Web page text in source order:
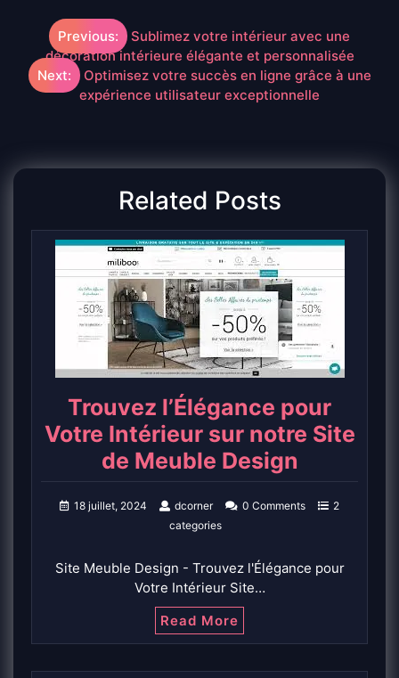
Navigation
de
l’article
Previous:
Sublimez votre intérieur avec une
décoration intérieure élégante et personnalisée
Next:
Optimisez votre succès en ligne grâce à une
expérience utilisateur exceptionnelle
Related Posts
Trouvez l’Élégance pour
Votre Intérieur sur notre Site
de Meuble Design
18 juillet, 2024 dcorner 0 Comments
2
categories
Site Meuble Design - Trouvez l'Élégance pour
Votre Intérieur Site…
Read More